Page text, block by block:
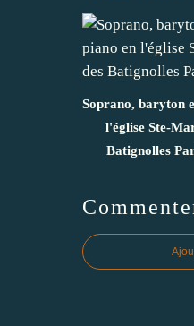
Soprano, baryton
l'église Ste-
Batignolles